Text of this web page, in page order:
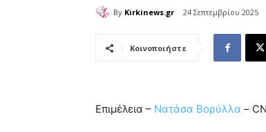
By Kirkinews.gr 24 Σεπτεμβρίου 2025
Κοινοποιήστε
Επιμέλεια – Νατάσα Βορύλλα –